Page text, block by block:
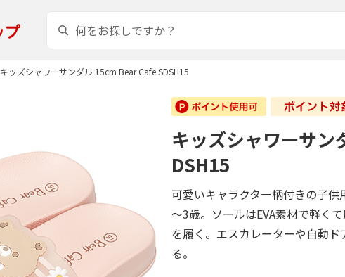
キッズシャワーサンダル 15cm Bear Cafe SDSH15
キッズシャワーサ
DSH15
可愛いキャラクター柄付きの子
～3歳。ソールはEVA素材で軽く
を履く。エスカレーターや自動
る。